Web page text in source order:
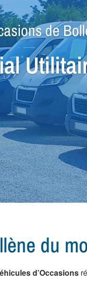
de Bollène
du
d’Occasions